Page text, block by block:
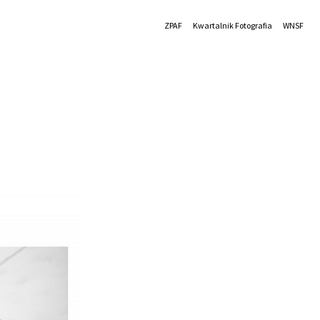
ZPAF Kwartalnik Fotografia WNSF